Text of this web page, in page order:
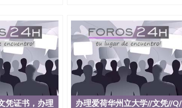
育、建筑工程、经济、医学、护理、文学、音乐、
境污染控制、历史、电气工程、生物工程、建筑设
工程、数学、化学、英语、社会科学、心理学、戏
智能、商科、金融专业 1、客户提供相关材料，确
等相关材料； 3、留服注册申请账号，付定金；
交材料； 5、等待结果，完成结果书留服直接邮寄
学及学院的毕业证成绩单所使用的材料，尺寸大
金烫银，LOGO烫金烫银复合重叠。 文字图案浮雕，
凭对照。质量得到了广大海外客户群体的认可，同
凭证书，办理
办理爱荷华州立大学//文凭//Q/